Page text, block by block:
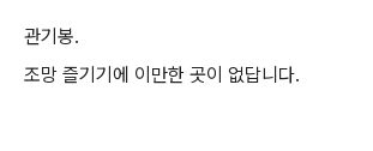
관기봉.
조망 즐기기에 이만한 곳이 없답니다.